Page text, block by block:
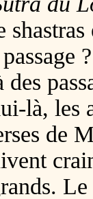
là, les
de
Le